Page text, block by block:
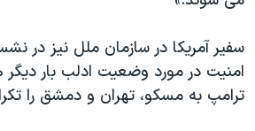
سفیر آمریکا در سازمان ملل نیز در
امنیت در مورد وضعیت ادلب بار دیگر
ترامپ به مسکو، تهران و دمشق را